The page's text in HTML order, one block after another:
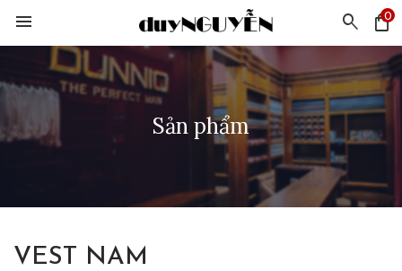
menu search shopping_bag
0
Sản phẩm
VEST NAM